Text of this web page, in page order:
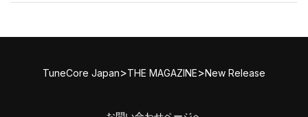
TuneCore Japan>THE MAGAZINE>New Release